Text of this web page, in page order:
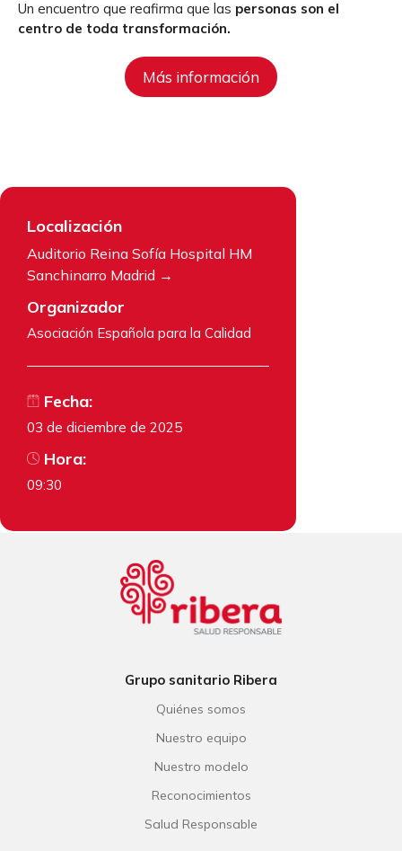
Un encuentro que reafirma que las personas son el
centro de toda transformación.
Más información
Localización
Auditorio Reina Sofía Hospital HM
Sanchinarro Madrid
Organizador
Asociación Española para la Calidad
Fecha:
03 de diciembre de 2025
Hora:
09:30
Grupo sanitario Ribera
Quiénes somos
Nuestro equipo
Nuestro modelo
Reconocimientos
Salud Responsable